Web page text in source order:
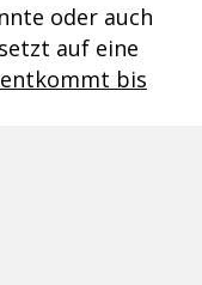
oder auch
auf eine
bis